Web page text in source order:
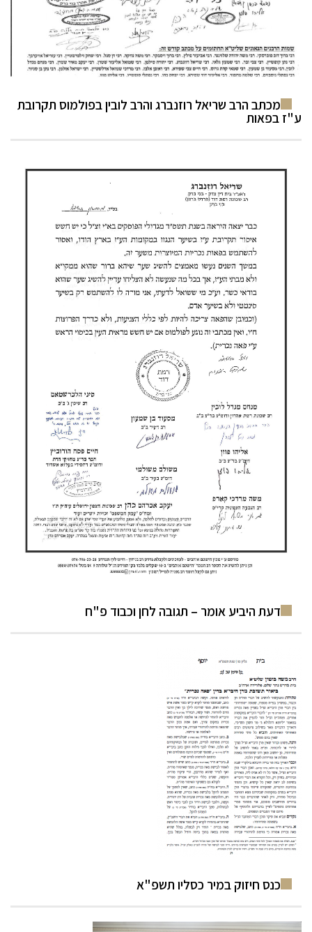
מכתב הרב שריאל רוזנברג והרב לובין בפולמוס תקרובת
ע"ז בפאות
דעת היביע אומר – תגובה לחן וכבוד פ"ח
כנס חיזוק במיר כסליו תשפ"א